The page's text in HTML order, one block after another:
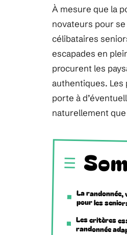
À mesure que la
novateurs pour
célibataires
escapades en
procurent les
authentiques.
porte à
naturellement
La randonnée,
pour les
Les critères
randonnée